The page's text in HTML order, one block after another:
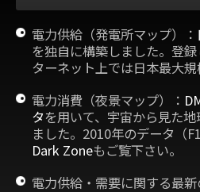
電力供給（発電所マップ）：
を独自に構築しました。登
ターネット上では日本最大規
電力消費（夜景マップ）：
タを用いて、宇宙から見た
ました。2010年のデータ（
Dark Zoneもご覧下さい。
電力供給・需要に関する最